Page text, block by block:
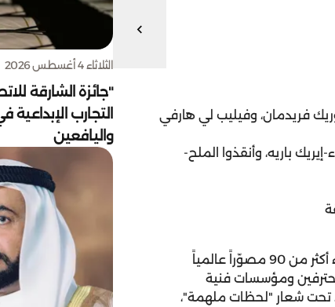
فريدمان، وفيليب لي هارفي
إيريك باريه، وأنقذوا الملح-
في نافذة تُفتح على عوالم التصوير والفنيات التي تشتمل عليها، وبين التقاء أكثر من 90 مصوّراً عالمياً
46 معرضاً لمصورين محترفين ومؤسسات فنية
الأربعاء الموافق 21 نوفمبر الجاري، تحت شعار "لحظات ملهمة"،
الثلاثاء 4 أغسطس 2026
"جائزة الشارقة
التجارب
واليافعين